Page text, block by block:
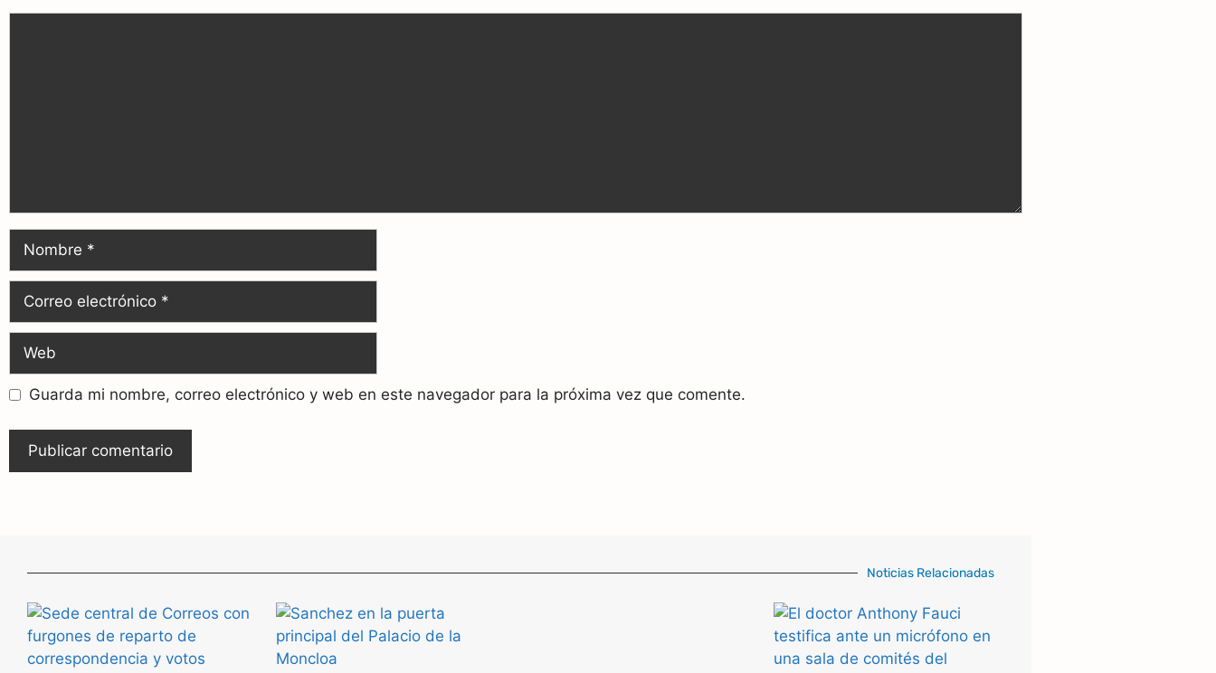
Guarda mi nombre, correo electrónico y web en este navegador para la próxima vez que comente.
Noticias Relacionadas